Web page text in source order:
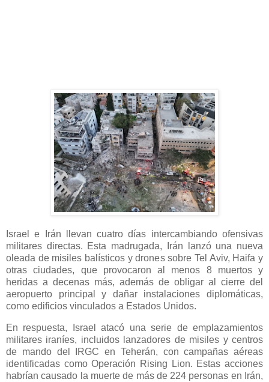
Israel e Irán llevan cuatro días intercambiando ofensivas
militares directas. Esta madrugada, Irán lanzó una nueva
oleada de misiles balísticos y drones sobre Tel Aviv, Haifa y
otras ciudades, que provocaron al menos 8 muertos y
heridas a decenas más, además de obligar al cierre del
aeropuerto principal y dañar instalaciones diplomáticas,
como edificios vinculados a Estados Unidos.
En respuesta, Israel atacó una serie de emplazamientos
militares iraníes, incluidos lanzadores de misiles y centros
de mando del IRGC en Teherán, con campañas aéreas
identificadas como Operación Rising Lion. Estas acciones
habrían causado la muerte de más de 224 personas en Irán,